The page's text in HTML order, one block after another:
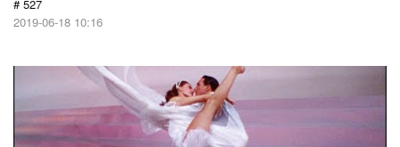
# 527
2019-06-18 10:16